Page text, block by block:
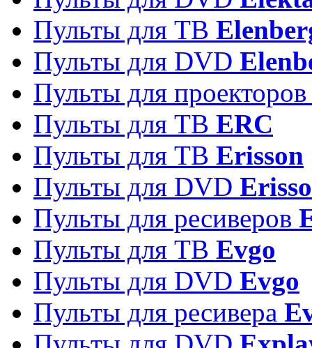
Пульты для ТВ
Пульты для DVD
Пульты для
Пульты для ТВ ERC
Пульты для ТВ Erisson
Пульты для DVD
Пульты для ресиверов
Пульты для ТВ Evgo
Пульты для DVD Evgo
Пульты для ресивера